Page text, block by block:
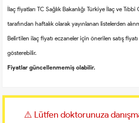
İlaç fiyatları TC Sağlık Bakanlığı Türkiye İlaç ve
tarafından haftalık olarak yayınlanan listelerden
Belirtilen ilaç fiyatı eczaneler için önerilen satış
gösterebilir.
Fiyatlar güncellenmemiş olabilir.
⚠️ Lütfen doktorunuza